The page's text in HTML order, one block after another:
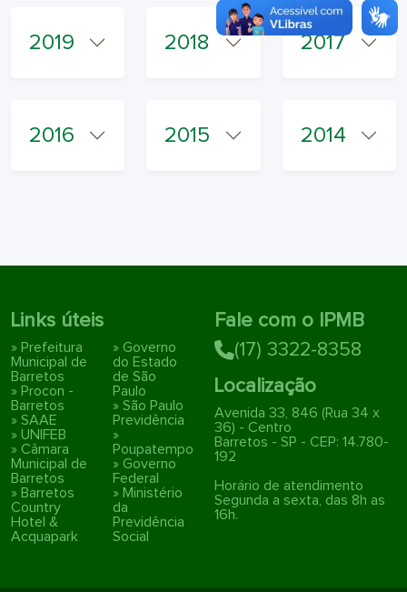
2019 2018 2017
2016 2015 2014
Links úteis
» Prefeitura
Municipal de
Barretos
» Procon -
Barretos
» SAAE
» UNIFEB
» Câmara
Municipal de
Barretos
» Barretos
Country
Hotel &
Acquapark
» Governo
do Estado
de São
Paulo
» São Paulo
Previdência
»
Poupatempo
» Governo
Federal
» Ministério
da
Previdência
Social
Fale com o IPMB
(17) 3322-8358
Localização
Avenida 33, 846 (Rua 34 x
36) - Centro
Barretos - SP - CEP: 14.780-
192
Horário de atendimento
Segunda a sexta, das 8h as
16h.